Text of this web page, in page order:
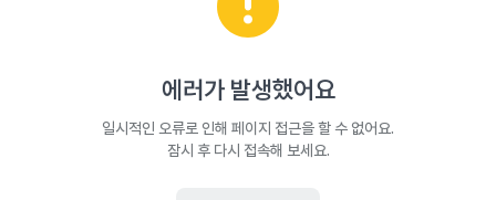
에러가 발생했어요
일시적인 오류로 인해 페이지 접근을 할 수 없어요.
잠시 후 다시 접속해 보세요.